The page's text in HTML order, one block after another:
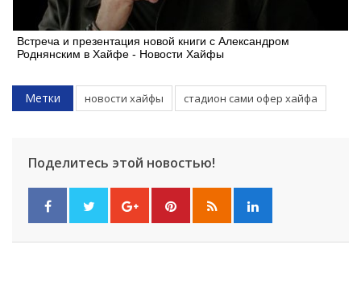
Встреча и презентация новой книги с Александром
Роднянским в Хайфе - Новости Хайфы
Метки новости хайфы стадион сами офер хайфа
Поделитесь этой новостью!